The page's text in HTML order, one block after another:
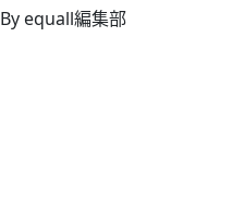
By equall編集部